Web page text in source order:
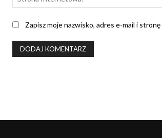
Zapisz moje nazwisko, adres e-mail i